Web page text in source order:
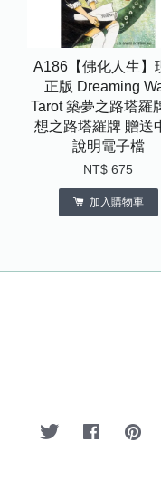
A186【佛化人生】
正版 Dreaming
Tarot 築夢之路塔羅
想之路塔羅牌 贈送
說明電子檔
NT$ 675
加入購物車
Twitter Facebook